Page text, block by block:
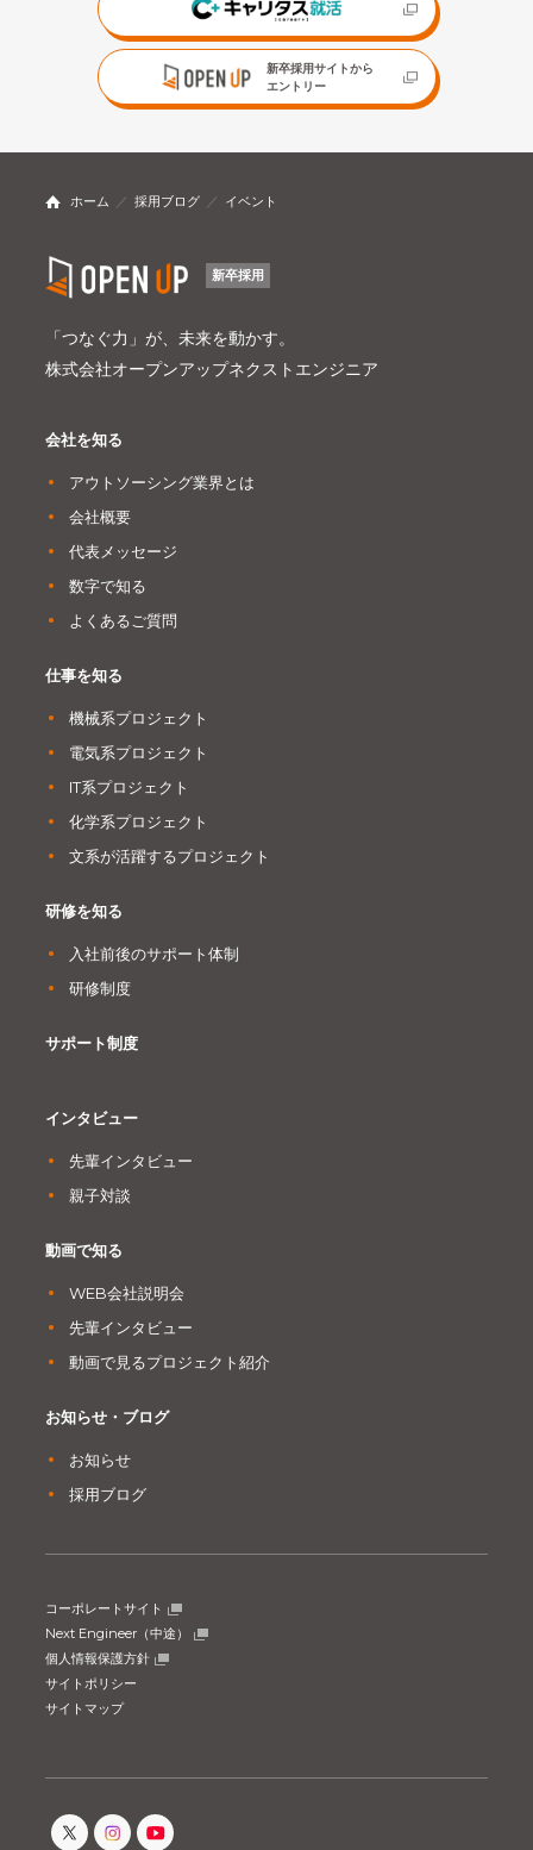
新卒採用サイトから
エントリー
ホーム 採用ブログ イベント
会社を知る
アウトソーシング業界とは
会社概要
代表メッセージ
数字で知る
よくあるご質問
仕事を知る
機械系プロジェクト
電気系プロジェクト
IT系プロジェクト
化学系プロジェクト
文系が活躍するプロジェクト
研修を知る
入社前後のサポート体制
研修制度
サポート制度
インタビュー
先輩インタビュー
親子対談
動画で知る
WEB会社説明会
先輩インタビュー
動画で見るプロジェクト紹介
お知らせ・ブログ
お知らせ
採用ブログ
新卒採用
「つなぐ力」が、未来を動かす。
株式会社オープンアップネクストエンジニア
コーポレートサイト
Next Engineer（中途）
個人情報保護方針
サイトポリシー
サイトマップ